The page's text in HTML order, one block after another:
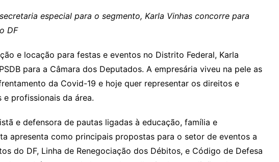
especial para o segmento, Karla Vinhas concorre para
DF
e locação para festas e eventos no Distrito Federal, Karla
para a Câmara dos Deputados. A empresária viveu na pele as
da Covid-19 e hoje quer representar os direitos e
e profissionais da área.
e defensora de pautas ligadas à educação, família e
apresenta como principais propostas para o setor de eventos a
do DF, Linha de Renegociação dos Débitos, e Código de Defesa